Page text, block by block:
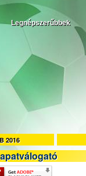
Legnépszerűbbek
2016